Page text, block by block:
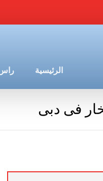
الرئيسية راس
فى دبى